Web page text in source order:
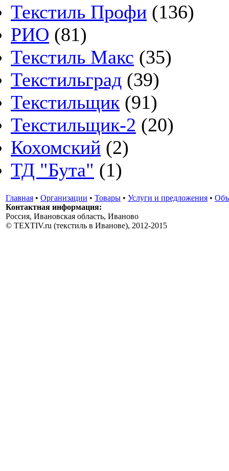
Текстиль Профи (136)
РИО (81)
Текстиль Макс (35)
Текстильград (39)
Текстильщик (91)
Текстильщик-2 (20)
Кохомский (2)
ТД "Бута" (1)
Главная • Организации • Товары • Услуги и предложения •
Контактная информация:
Россия, Ивановская область, Иваново
© TEXTIV.ru (текстиль в Иванове), 2012-2015